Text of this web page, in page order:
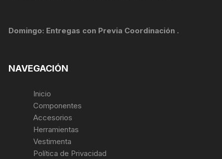
Domingo: Entregas con Previa Coordinación .
NAVEGACIÓN
Inicio
Componentes
Accesorios
Herramientas
Vestimenta
Política de Privacidad